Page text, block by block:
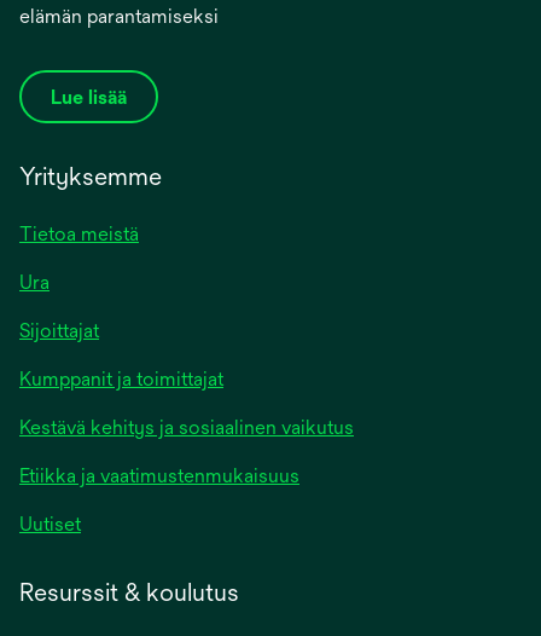
elämän parantamiseksi
Lue lisää
Yrityksemme
Tietoa meistä
Ura
Sijoittajat
Kumppanit ja toimittajat
Kestävä kehitys ja sosiaalinen vaikutus
Etiikka ja vaatimustenmukaisuus
Uutiset
Resurssit & koulutus